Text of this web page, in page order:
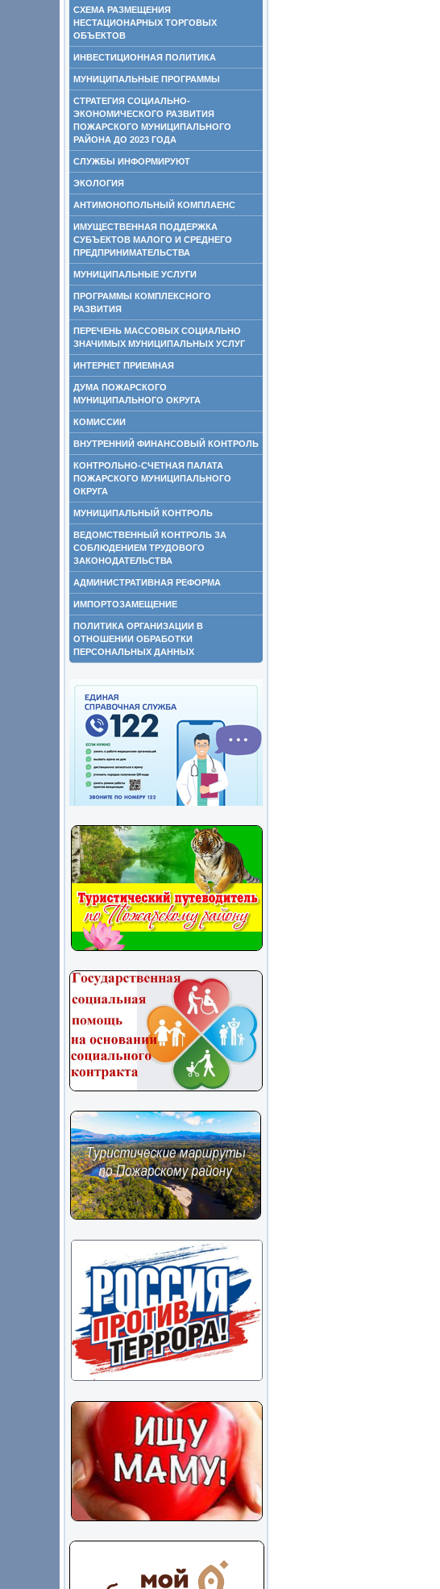
СХЕМА РАЗМЕЩЕНИЯ
НЕСТАЦИОНАРНЫХ ТОРГОВЫХ
ОБЪЕКТОВ
ИНВЕСТИЦИОННАЯ ПОЛИТИКА
МУНИЦИПАЛЬНЫЕ ПРОГРАММЫ
СТРАТЕГИЯ СОЦИАЛЬНО-
ЭКОНОМИЧЕСКОГО РАЗВИТИЯ
ПОЖАРСКОГО МУНИЦИПАЛЬНОГО
РАЙОНА ДО 2023 ГОДА
СЛУЖБЫ ИНФОРМИРУЮТ
ЭКОЛОГИЯ
АНТИМОНОПОЛЬНЫЙ КОМПЛАЕНС
ИМУЩЕСТВЕННАЯ ПОДДЕРЖКА
СУБЪЕКТОВ МАЛОГО И СРЕДНЕГО
ПРЕДПРИНИМАТЕЛЬСТВА
МУНИЦИПАЛЬНЫЕ УСЛУГИ
ПРОГРАММЫ КОМПЛЕКСНОГО
РАЗВИТИЯ
ПЕРЕЧЕНЬ МАССОВЫХ СОЦИАЛЬНО
ЗНАЧИМЫХ МУНИЦИПАЛЬНЫХ УСЛУГ
ИНТЕРНЕТ ПРИЕМНАЯ
ДУМА ПОЖАРСКОГО
МУНИЦИПАЛЬНОГО ОКРУГА
КОМИССИИ
ВНУТРЕННИЙ ФИНАНСОВЫЙ КОНТРОЛЬ
КОНТРОЛЬНО-СЧЕТНАЯ ПАЛАТА
ПОЖАРСКОГО МУНИЦИПАЛЬНОГО
ОКРУГА
МУНИЦИПАЛЬНЫЙ КОНТРОЛЬ
ВЕДОМСТВЕННЫЙ КОНТРОЛЬ ЗА
СОБЛЮДЕНИЕМ ТРУДОВОГО
ЗАКОНОДАТЕЛЬСТВА
АДМИНИСТРАТИВНАЯ РЕФОРМА
ИМПОРТОЗАМЕЩЕНИЕ
ПОЛИТИКА ОРГАНИЗАЦИИ В
ОТНОШЕНИИ ОБРАБОТКИ
ПЕРСОНАЛЬНЫХ ДАННЫХ